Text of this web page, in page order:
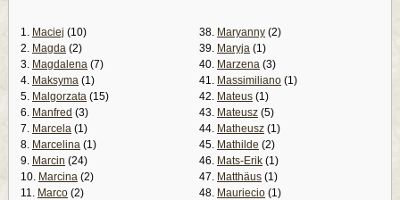
1. Maciej (10)
2. Magda (2)
3. Magdalena (7)
4. Maksyma (1)
5. Malgorzata (15)
6. Manfred (3)
7. Marcela (1)
8. Marcelina (1)
9. Marcin (24)
10. Marcina (2)
11. Marco (2)
38. Maryanny (2)
39. Maryja (1)
40. Marzena (3)
41. Massimiliano (1)
42. Mateus (1)
43. Mateusz (5)
44. Matheusz (1)
45. Mathilde (2)
46. Mats-Erik (1)
47. Matthäus (1)
48. Mauriecio (1)